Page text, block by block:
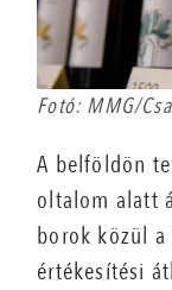
Fotó: MMG/
A belföldön
oltalom alatt
borok közül
értékesítési